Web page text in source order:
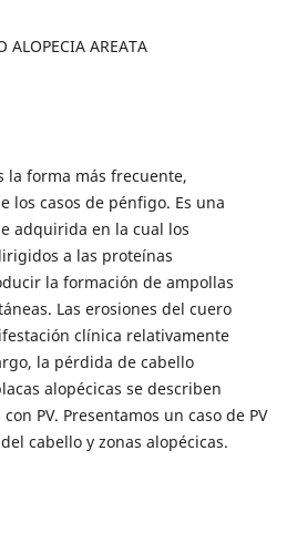
ALOPECIA AREATA
la forma más frecuente,
los casos de pénfigo. Es una
adquirida en la cual los
a las proteínas
la formación de ampollas
Las erosiones del cuero
clínica relativamente
la pérdida de cabello
alopécicas se describen
PV. Presentamos un caso de PV
cabello y zonas alopécicas.